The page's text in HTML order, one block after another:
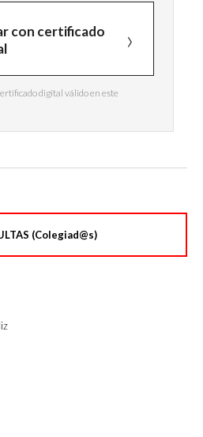
con certificado
digital válido en este
(Colegiad@s)